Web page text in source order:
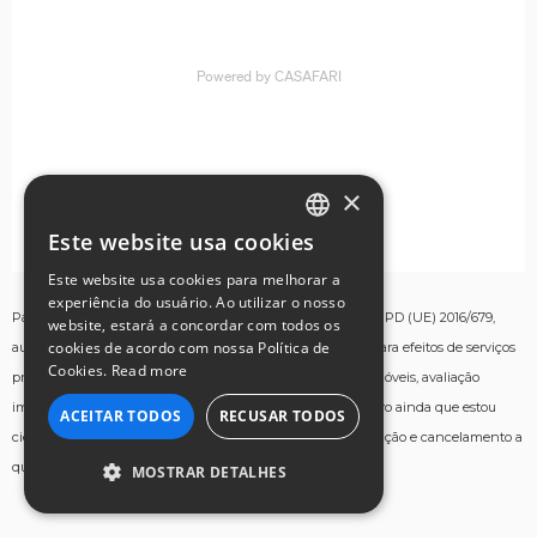
Para os fins estabelecidos no artigo 13º do Regulamento RGPD (UE) 2016/679,
autorizo a recolha e tratamento dos meus dados pessoais para efeitos de serviços
prestados aqui, nomeadamente informações sobre bens imóveis, avaliação
imobiliária e oportunidades de negócio relacionadas. Declaro ainda que estou
ciente de que posso exercer o meu direito de acesso, retificação e cancelamento a
qualquer momento, contactandolegal@casafari.com
ENGLISH
GERMAN
FRENCH
PORTUGUESE
ITALIAN
×
Este website usa cookies
Este website usa cookies para melhorar a
experiência do usuário. Ao utilizar o nosso
website, estará a concordar com todos os
cookies de acordo com nossa Política de
Cookies. Read more
ACEITAR TODOS RECUSAR TODOS
MOSTRAR DETALHES
ESTRITAMENTE NECESSÁRIOS